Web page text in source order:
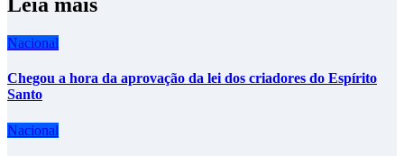
Leia mais
Nacional
Chegou a hora da aprovação da lei dos criadores do Espírito
Santo
Nacional